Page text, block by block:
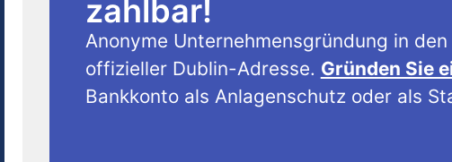
zahlbar!
Anonyme Unternehmensgründung in den
offizieller Dublin-Adresse. Gründen Sie
Bankkonto als Anlagenschutz oder als